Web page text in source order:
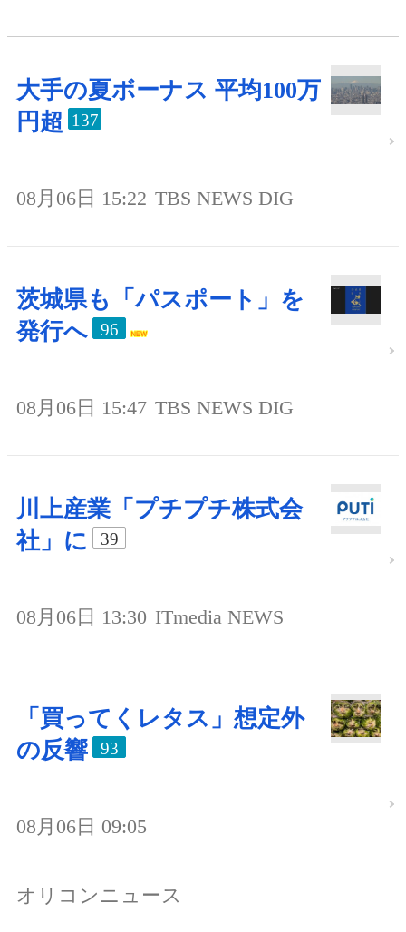
大手の夏ボーナス 平均100万
円超 137
08月06日 15:22 TBS NEWS DIG
茨城県も「パスポート」を
発行へ
96
08月06日 15:47 TBS NEWS DIG
川上産業「プチプチ株式会
社」に
39
08月06日 13:30 ITmedia NEWS
「買ってくレタス」想定外
の反響
93
08月06日 09:05
オリコンニュース